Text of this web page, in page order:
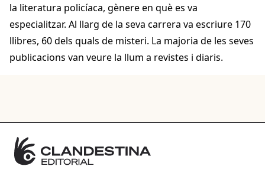
la literatura policíaca, gènere en què es va
especialitzar. Al llarg de la seva carrera va escriure 170
llibres, 60 dels quals de misteri. La majoria de les seves
publicacions van veure la llum a revistes i diaris.